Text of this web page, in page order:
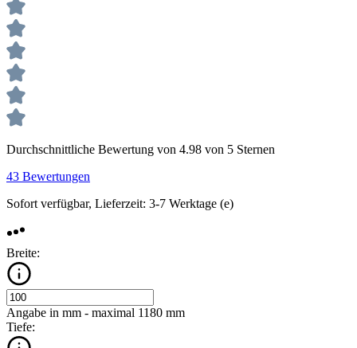
Durchschnittliche Bewertung von 4.98 von 5 Sternen
43 Bewertungen
Sofort verfügbar, Lieferzeit: 3-7 Werktage (e)
Breite:
Angabe in mm - maximal 1180 mm
Tiefe: